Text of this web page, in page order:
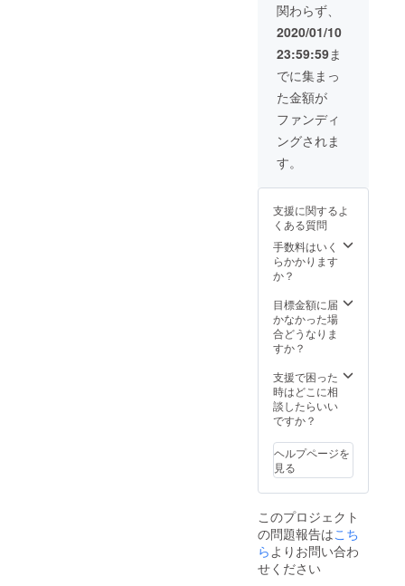
一念発起
し、昨年
『合同会社
小滝』を設
立いたしま
した。
これから始
動させたい
プロジェク
トが沢山あ
ります。
今までの経
験と知識を
活かしてま
思います！
どうか興味
を持ってい
ただけるプ
ロジェクト
がございま
したら
何卒、ご協
力下さいま
すよう、よ
ろしくお願
いいたしま
す。
大いに
ござい
その点
もご了
承くだ
さいま
せ。)
業です
ので、
失敗す
る可能
性もご
ざいま
す。そ
の点も
ご留意
くださ
た、お
定日が
2020年
6月と
なって
これ
も、お
時間が
あるた
め、遅
れる可
能性は
ござい
ます。
その点
もご了
さいま
せ。)
お伝え
くださ
い。)
〔クラ
ウド
ファン
ディン
グ 終了
後、進
行状況
・募集
メール
（カウ
ンセ
ラー ・
代理店
(この夫
婦共済
の企画
は成功
いと考
えてお
ります
が、事
ので、
失敗す
る可能
性もご
す。そ
の点も
ご留意
くださ
いま
関わらず、
2020/01/10
23:59:59ま
でに集まっ
た金額が
ファンディ
ングされま
す。
支援に関するよ
くある質問
手数料はいく
らかかります
か？
目標金額に届
かなかった場
合どうなりま
すか？
支援で困った
時はどこに相
談したらいい
ですか？
ヘルプページを
見る
このプロジェクト
の問題報告はこち
ら よりお問い合わ
せください